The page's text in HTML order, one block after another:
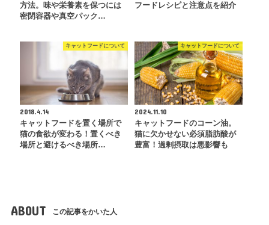
方法。味や栄養素を保つには
密閉容器や真空パック…
フードレシピと注意点を紹介
キャットフードについて
2018.4.14
キャットフードを置く場所で
猫の食欲が変わる！置くべき
場所と避けるべき場所…
キャットフードについて
2024.11.10
キャットフードのコーン油。
猫に欠かせない必須脂肪酸が
豊富！過剰摂取は悪影響も
ABOUT この記事をかいた人